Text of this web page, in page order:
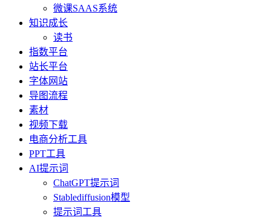
微课SAAS系统
知识成长
读书
指数平台
站长平台
字体网站
导图流程
素材
视频下载
电商分析工具
PPT工具
AI提示词
ChatGPT提示词
Stablediffusion模型
提示词工具